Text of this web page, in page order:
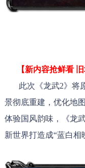
【新内容抢鲜看
此次《龙武2》将原
景彻底重建，优化地
体验国风韵味，《龙
新世界打造成“蓝白相